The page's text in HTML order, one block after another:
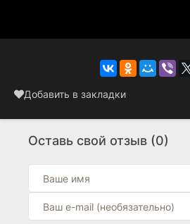
Добавить в закладки
Оставь свой отзыв (0)